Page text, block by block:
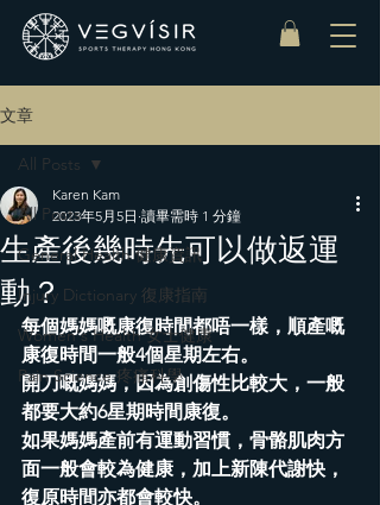
文章
All Posts
General Health 健康資訊
Injury Dictionary 復康指南
Women‘s Health 女士健康
Pain Science 疼痛科學
All Posts
生產後幾時先可以做返運
動？
Karen Kam
2023年5月5日 讀畢需時 1 分鐘
每個媽媽嘅康復時間都唔一樣，順產嘅
康復時間一般4個星期左右。
開刀嘅媽媽，因為創傷性比較大，一般
都要大約6星期時間康復。
如果媽媽產前有運動習慣，骨骼肌肉方
面一般會較為健康，加上新陳代謝快，
復原時間亦都會較快。